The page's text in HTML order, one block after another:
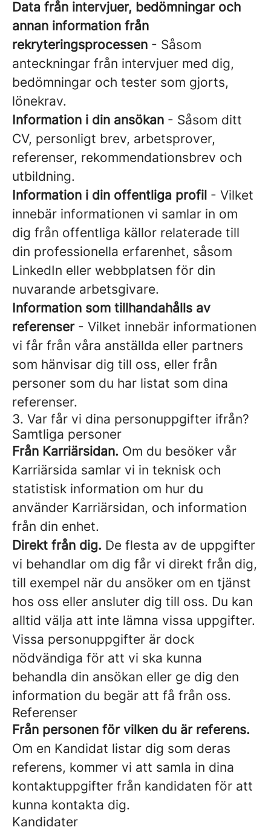
Data från intervjuer, bedömningar och
annan information från
rekryteringsprocessen - Såsom
anteckningar från intervjuer med dig,
bedömningar och tester som gjorts,
lönekrav.
Information i din ansökan - Såsom ditt
CV, personligt brev, arbetsprover,
referenser, rekommendationsbrev och
utbildning.
Information i din offentliga profil - Vilket
innebär informationen vi samlar in om
dig från offentliga källor relaterade till
din professionella erfarenhet, såsom
LinkedIn eller webbplatsen för din
nuvarande arbetsgivare.
Information som tillhandahålls av
referenser- Vilket innebär informationen
vi får från våra anställda eller partners
som hänvisar dig till oss, eller från
personer som du har listat som dina
referenser.
3. Var får vi dina personuppgifter ifrån?
Samtliga personer
Från Karriärsidan. Om du besöker vår
Karriärsida samlar vi in teknisk och
statistisk information om hur du
använder Karriärsidan, och information
från din enhet.
Direkt från dig. De flesta av de uppgifter
vi behandlar om dig får vi direkt från dig,
till exempel när du ansöker om en tjänst
hos oss eller ansluter dig till oss. Du kan
alltid välja att inte lämna vissa uppgifter.
Vissa personuppgifter är dock
nödvändiga för att vi ska kunna
behandla din ansökan eller ge dig den
information du begär att få från oss.
Referenser
Från personen för vilken du är referens.
Om en Kandidat listar dig som deras
referens, kommer vi att samla in dina
kontaktuppgifter från kandidaten för att
kunna kontakta dig.
Kandidater